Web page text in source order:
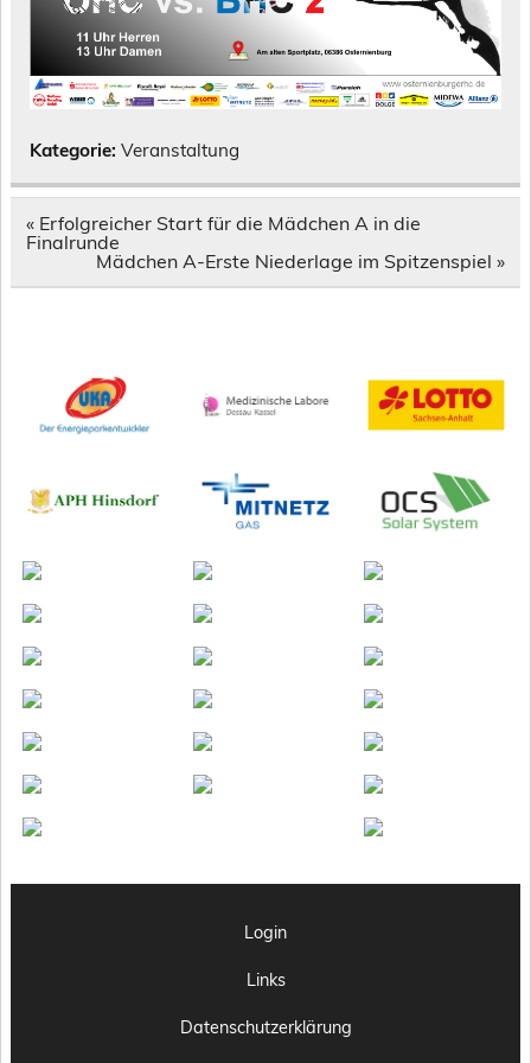
Kategorie: Veranstaltung
Beitragsnavigation
« Erfolgreicher Start für die Mädchen A in die
Finalrunde
Mädchen A-Erste Niederlage im Spitzenspiel »
Login
Links
Datenschutzerklärung